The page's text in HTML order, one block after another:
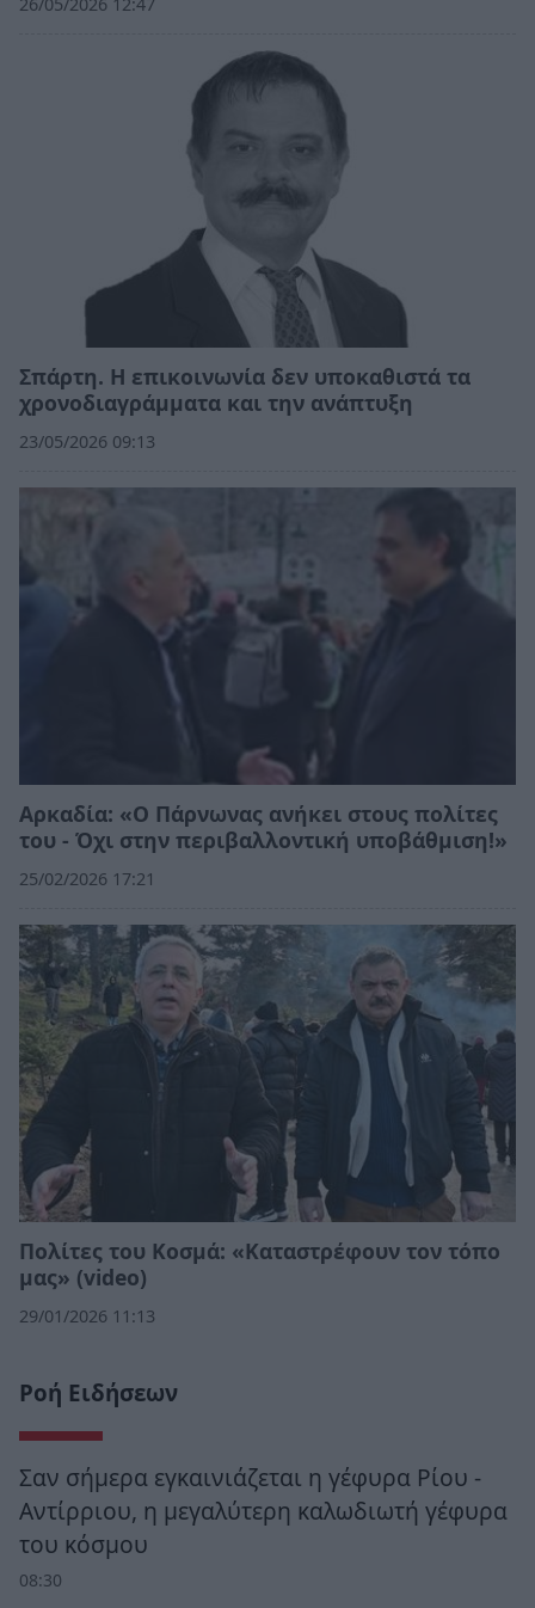
Σπάρτη. Η επικοινωνία δεν υποκαθιστά τα
χρονοδιαγράμματα και την ανάπτυξη
23/05/2026 09:13
Αρκαδία: «Ο Πάρνωνας ανήκει στους πολίτες
του - Όχι στην περιβαλλοντική υποβάθμιση!»
25/02/2026 17:21
Πολίτες του Κοσμά: «Καταστρέφουν τον τόπο
μας» (video)
29/01/2026 11:13
Ροή Ειδήσεων
Σαν σήμερα εγκαινιάζεται η γέφυρα Ρίου -
Αντίρριου, η μεγαλύτερη καλωδιωτή γέφυρα
του κόσμου
08:30